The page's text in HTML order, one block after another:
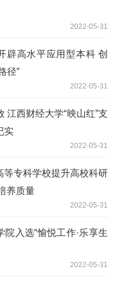
2022-05-31
辟高水平应用型本科 创
径”
2022-05-31
江西财经大学“映山红”支
实
2022-05-31
等专科学校提升高校科研
养质量
2022-05-31
院入选“愉悦工作·乐享生
2022-05-31